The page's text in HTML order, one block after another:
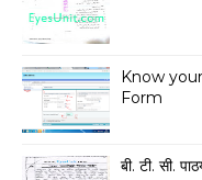
Know
Form
बी. टी. सी.